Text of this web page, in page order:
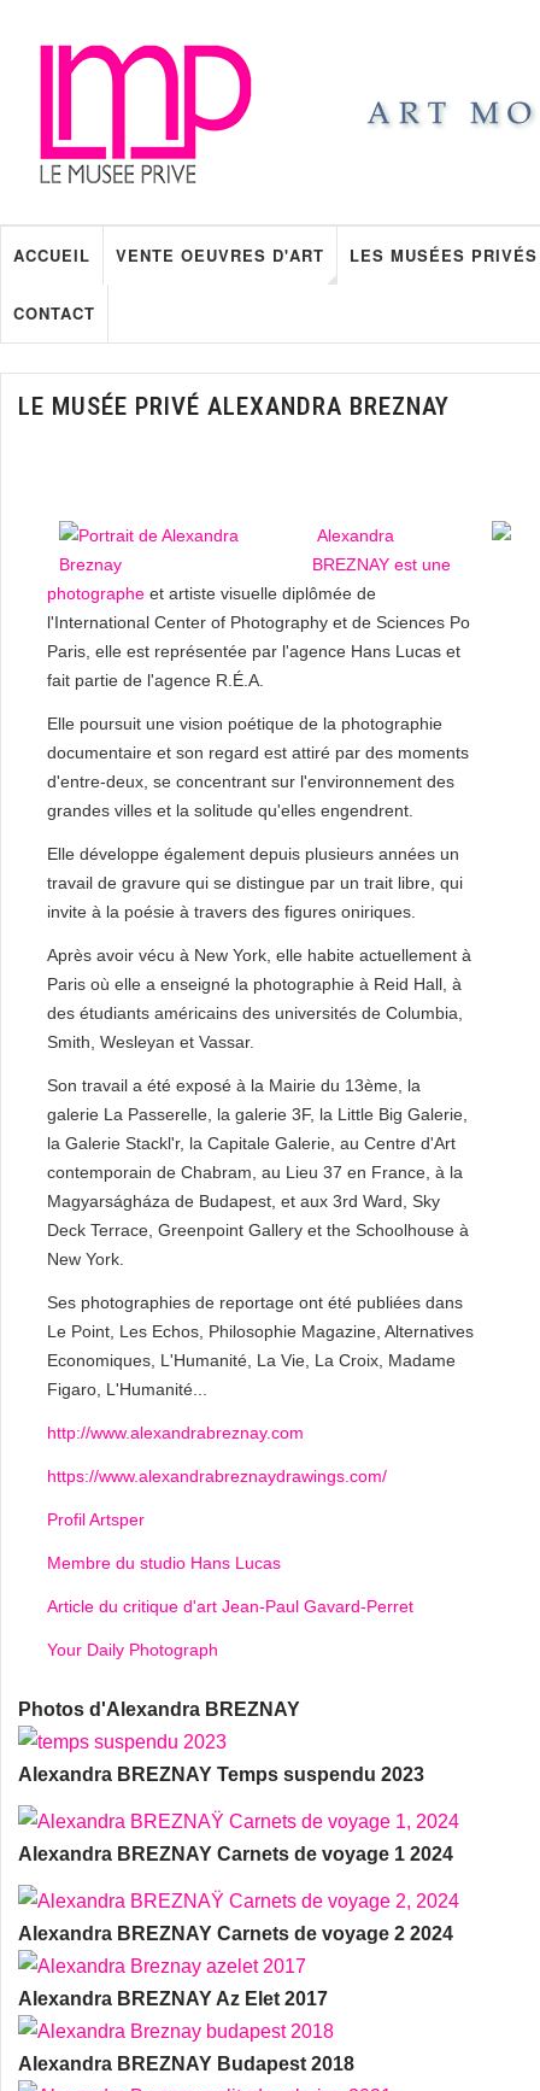
ACCUEIL VENTE OEUVRES D'ART LES MUSÉES PRIVÉS
CONTACT
LE MUSÉE PRIVÉ ALEXANDRA BREZNAY
Alexandra
BREZNAY est une
photographe et artiste visuelle diplômée de
l'International Center of Photography et de Sciences Po
Paris, elle est représentée par l'agence Hans Lucas et
fait partie de l'agence R.É.A.
Elle poursuit une vision poétique de la photographie
documentaire et son regard est attiré par des moments
d'entre-deux, se concentrant sur l'environnement des
grandes villes et la solitude qu'elles engendrent.
Elle développe également depuis plusieurs années un
travail de gravure qui se distingue par un trait libre, qui
invite à la poésie à travers des figures oniriques.
Après avoir vécu à New York, elle habite actuellement à
Paris où elle a enseigné la photographie à Reid Hall, à
des étudiants américains des universités de Columbia,
Smith, Wesleyan et Vassar.
Son travail a été exposé à la Mairie du 13ème, la
galerie La Passerelle, la galerie 3F, la Little Big Galerie,
la Galerie Stackl'r, la Capitale Galerie, au Centre d'Art
contemporain de Chabram, au Lieu 37 en France, à la
Magyarságháza de Budapest, et aux 3rd Ward, Sky
Deck Terrace, Greenpoint Gallery et the Schoolhouse à
New York.
Ses photographies de reportage ont été publiées dans
Le Point, Les Echos, Philosophie Magazine, Alternatives
Economiques, L'Humanité, La Vie, La Croix, Madame
Figaro, L'Humanité...
http://www.alexandrabreznay.com
https://www.alexandrabreznaydrawings.com/
Profil Artsper
Membre du studio Hans Lucas
Article du critique d'art Jean-Paul Gavard-Perret
Your Daily Photograph
Photos d'Alexandra BREZNAY
Alexandra BREZNAY Temps suspendu 2023
Alexandra BREZNAY Carnets de voyage 1 2024
Alexandra BREZNAY Carnets de voyage 2 2024
Alexandra BREZNAY Az Elet 2017
Alexandra BREZNAY Budapest 2018